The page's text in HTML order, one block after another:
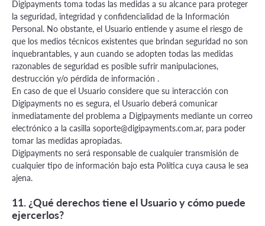
Digipayments toma todas las medidas a su alcance para proteger
la seguridad, integridad y confidencialidad de la Información
Personal. No obstante, el Usuario entiende y asume el riesgo de
que los medios técnicos existentes que brindan seguridad no son
inquebrantables, y aun cuando se adopten todas las medidas
razonables de seguridad es posible sufrir manipulaciones,
destrucción y/o pérdida de información .
En caso de que el Usuario considere que su interacción con
Digipayments no es segura, el Usuario deberá comunicar
inmediatamente del problema a Digipayments mediante un correo
electrónico a la casilla soporte@digipayments.com.ar, para poder
tomar las medidas apropiadas.
Digipayments no será responsable de cualquier transmisión de
cualquier tipo de información bajo esta Política cuya causa le sea
ajena.
11. ¿Qué derechos tiene el Usuario y cómo puede
ejercerlos?